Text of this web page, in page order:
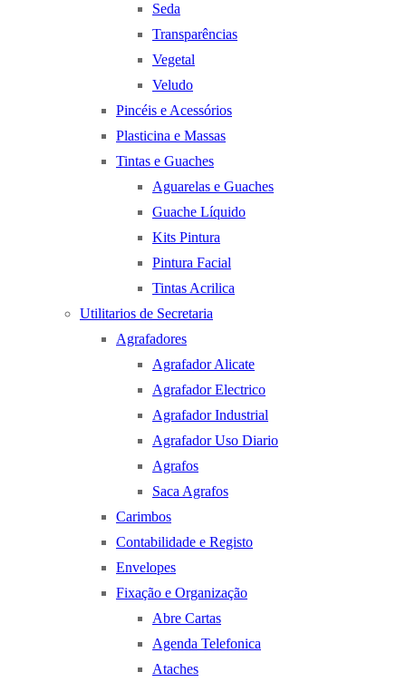
Seda
Transparências
Vegetal
Veludo
Pincéis e Acessórios
Plasticina e Massas
Tintas e Guaches
Aguarelas e Guaches
Guache Líquido
Kits Pintura
Pintura Facial
Tintas Acrilica
Utilitarios de Secretaria
Agrafadores
Agrafador Alicate
Agrafador Electrico
Agrafador Industrial
Agrafador Uso Diario
Agrafos
Saca Agrafos
Carimbos
Contabilidade e Registo
Envelopes
Fixação e Organização
Abre Cartas
Agenda Telefonica
Ataches